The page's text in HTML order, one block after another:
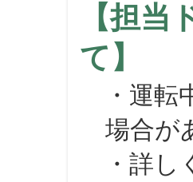
【担
て】
・運転
場合が
・詳し